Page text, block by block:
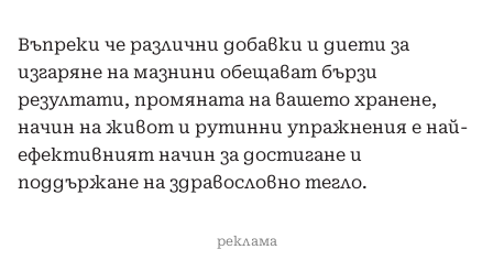
Въпреки че различни добавки и диети за
изгаряне на мазнини обещават бързи
резултати, промяната на вашето хранене,
начин на живот и рутинни упражнения е най-
ефективният начин за достигане и
поддържане на здравословно тегло.
реклама